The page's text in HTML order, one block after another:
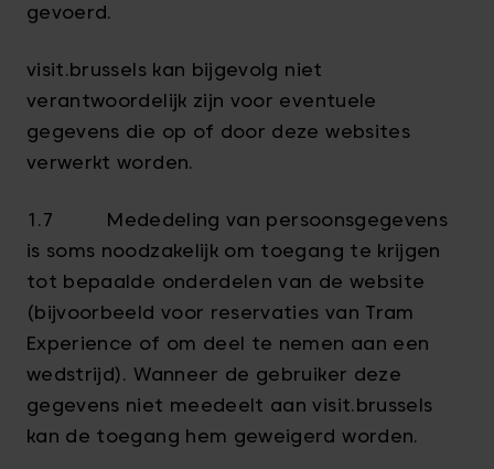
gevoerd.
visit.brussels kan bijgevolg niet
verantwoordelijk zijn voor eventuele
gegevens die op of door deze websites
verwerkt worden.
1.7 Mededeling van persoonsgegevens
is soms noodzakelijk om toegang te krijgen
tot bepaalde onderdelen van de website
(bijvoorbeeld voor reservaties van Tram
Experience of om deel te nemen aan een
wedstrijd). Wanneer de gebruiker deze
gegevens niet meedeelt aan visit.brussels
kan de toegang hem geweigerd worden.